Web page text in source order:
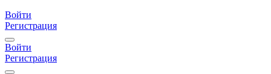
Войти
Регистрация
Войти
Регистрация